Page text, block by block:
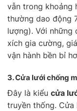
vẫn trong khoảng
thường dao động
lượng). Với những
xích gia cường,
vận hành bền bỉ
3. Cửa lưới chống
Đây là kiểu cửa
truyền thống.